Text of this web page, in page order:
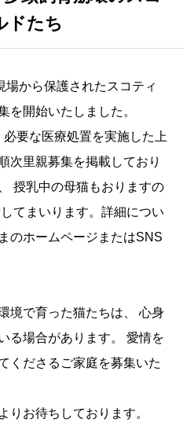
ドたち
から保護されたスコティ
を開始いたしました。
要な医療処置を実施した上
次里親募集を掲載しており
授乳中の母猫もおりますの
てまいります。詳細につい
のホームページまたはSNS
境で育った猫たちは、 心身
る場合があります。 愛情を
くださるご家庭を募集いた
りお待ちしております。